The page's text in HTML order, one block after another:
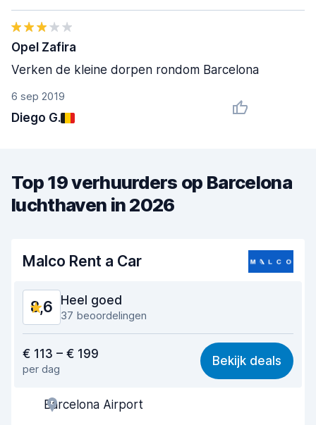
6 sep 2019
Diego G.
Opel Zafira
Verken de kleine dorpen rondom Barcelona
Top 19 verhuurders op Barcelona
luchthaven in 2026
Malco Rent a Car
8,6 Heel goed
37 beoordelingen
8,6
Makkelijk te vinden 8,3
Behulpzame medewerker
€ 113 – € 199
per dag
Bekijk deals
Barcelona Airport